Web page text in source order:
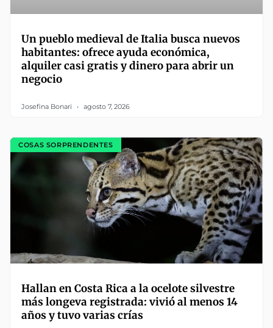
Un pueblo medieval de Italia busca nuevos
habitantes: ofrece ayuda económica,
alquiler casi gratis y dinero para abrir un
negocio
Josefina Bonari agosto 7, 2026
COSAS SORPRENDENTES
Hallan en Costa Rica a la ocelote silvestre
más longeva registrada: vivió al menos 14
años y tuvo varias crías